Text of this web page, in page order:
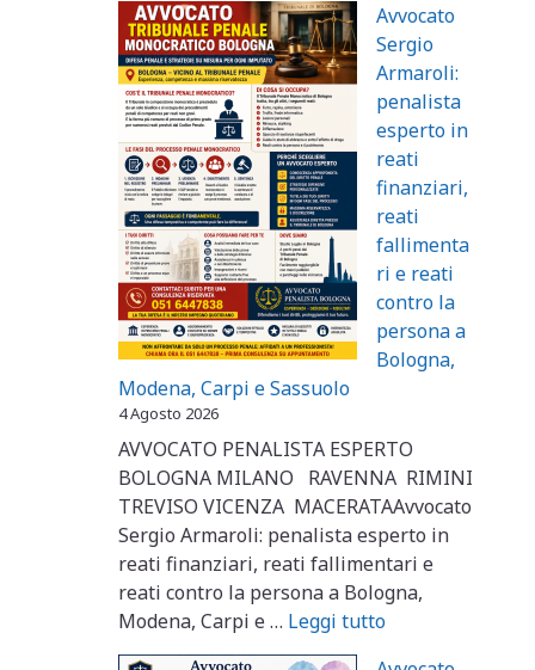
Avvocato
Sergio
Armaroli:
penalista
esperto in
reati
finanziari,
reati
fallimenta
ri e reati
contro la
persona a
Bologna,
Modena, Carpi e Sassuolo
4 Agosto 2026
AVVOCATO PENALISTA ESPERTO
BOLOGNA MILANO RAVENNA RIMINI
TREVISO VICENZA MACERATAAvvocato
Sergio Armaroli: penalista esperto in
reati finanziari, reati fallimentari e
reati contro la persona a Bologna,
Modena, Carpi e … Leggi tutto